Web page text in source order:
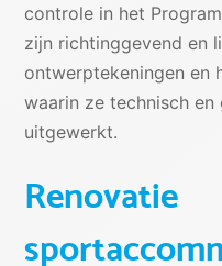
controle in het
zijn richtinggevend en
ontwerptekeningen en
waarin ze technisch
uitgewerkt.
Renovatie